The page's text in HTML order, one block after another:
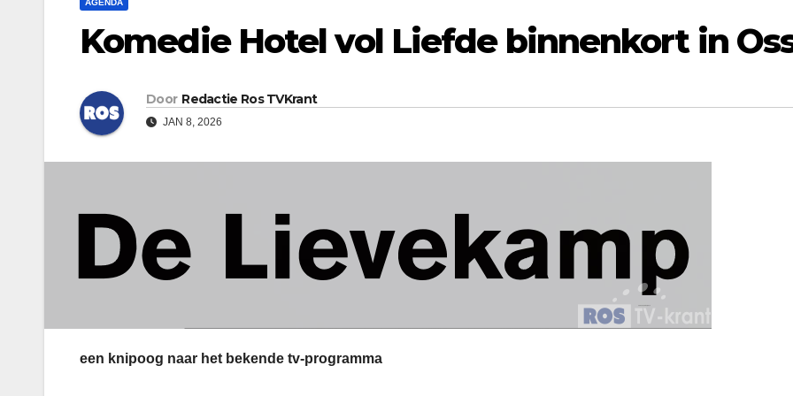
AGENDA
Komedie Hotel vol Liefde binnenkort in
Door Redactie Ros TVKrant
JAN 8, 2026
een knipoog naar het bekende tv-programma